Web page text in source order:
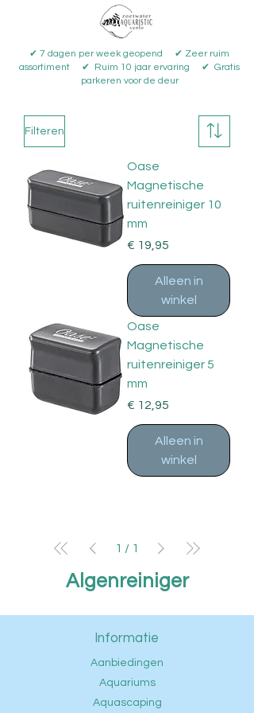
✔ 7 dagen per week geopend ✔ Zeer ruim
assortiment ✔ Ruim 10 jaar ervaring ✔ Gratis
parkeren voor de deur
Filteren
Oase
Magnetische
ruitenreiniger 10
mm
Prijs
€ 19,95
Alleen in
winkel
Oase
Magnetische
ruitenreiniger 5
mm
Prijs
€ 12,95
Alleen in
winkel
1 / 1
Algenreiniger
Informatie
Aanbiedingen
Aquariums
Aquascaping